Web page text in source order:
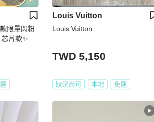
限量閃粉
片款✨
Louis Vuitton
Louis Vuitton
TWD 5,150
狀況尚可 本地 免運